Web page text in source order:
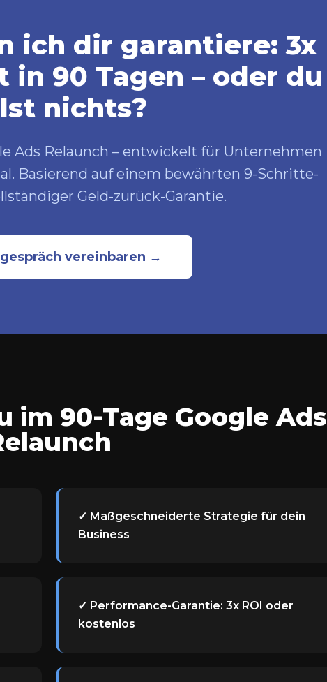
ich dir garantiere: 3x
90 Tagen – oder du
nichts?
Ads Relaunch – entwickelt für Unternehmen
Basierend auf einem bewährten 9-Schritte-
Geld-zurück-Garantie.
vereinbaren →
im 90-Tage Google Ads
✓ Maßgeschneiderte Strategie für dein
Business
✓ Performance-Garantie: 3x ROI oder
kostenlos